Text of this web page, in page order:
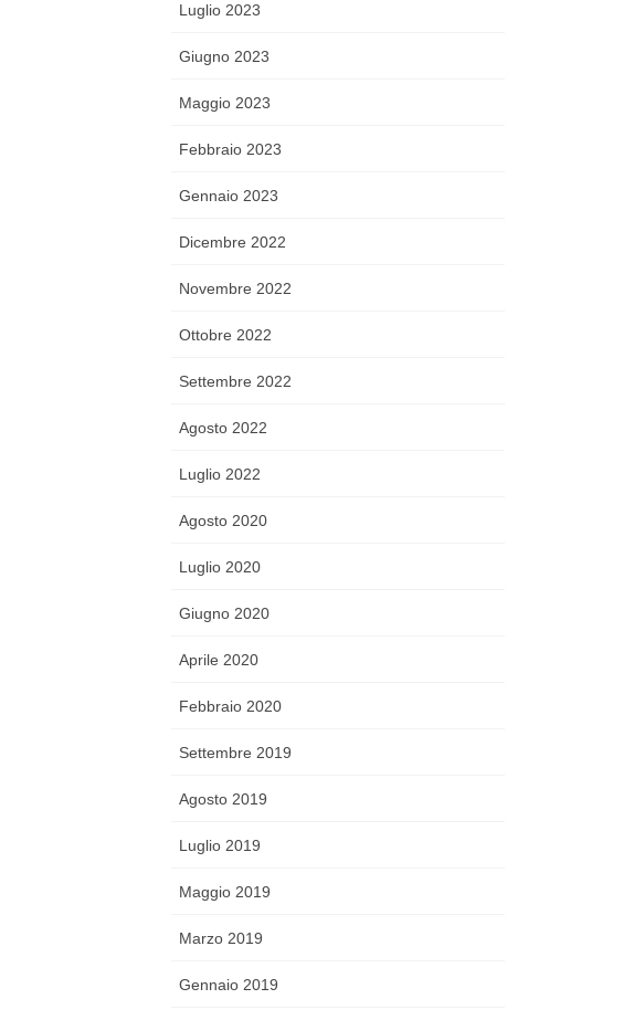
Luglio 2023
Giugno 2023
Maggio 2023
Febbraio 2023
Gennaio 2023
Dicembre 2022
Novembre 2022
Ottobre 2022
Settembre 2022
Agosto 2022
Luglio 2022
Agosto 2020
Luglio 2020
Giugno 2020
Aprile 2020
Febbraio 2020
Settembre 2019
Agosto 2019
Luglio 2019
Maggio 2019
Marzo 2019
Gennaio 2019